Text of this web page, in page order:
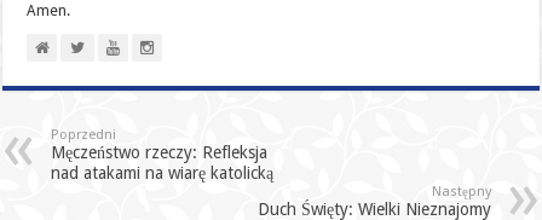
Amen.
Poprzedni
Męczeństwo rzeczy: Refleksja
nad atakami na wiarę katolicką
Następny
Duch Święty: Wielki Nieznajomy